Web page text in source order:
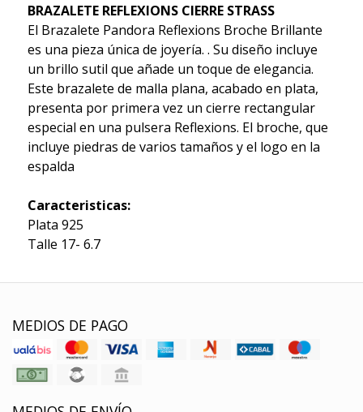
BRAZALETE REFLEXIONS CIERRE STRASS
El Brazalete Pandora Reflexions Broche Brillante
es una pieza única de joyería. . Su diseño incluye
un brillo sutil que añade un toque de elegancia.
Este brazalete de malla plana, acabado en plata,
presenta por primera vez un cierre rectangular
especial en una pulsera Reflexions. El broche, que
incluye piedras de varios tamaños y el logo en la
espalda
Caracteristicas:
Plata 925
Talle 17- 6.7
MEDIOS DE PAGO